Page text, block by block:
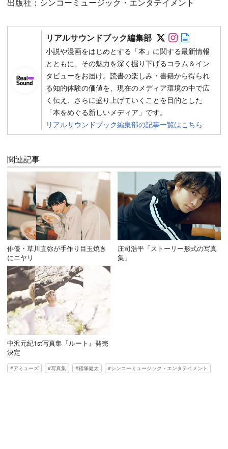
出版社：シンコーミュージック・エンタテイメント
リアルサウンドブック編集部 Follow on
Follow on
小説や漫画をはじめとする「本」に関する最新情報
とともに、その魅力を深く掘り下げるコラム＆イン
タビューをお届け。読書の楽しみ・書籍から得られ
る知的体験の価値を、現在のメディア環境の中で広
く伝え、さらに盛り上げていくことを目的とした
「本をめぐる新しいメディア」です。
リアルサウンドブック編集部の記事一覧はこちら
関連記事
俳優・草川直弥が手作り目玉焼き
にニヤリ
庄司浩平「ストーリー形式の写真
集」
中沢元紀1st写真集『ルート』発売
決定
アミューズ 写真集 猪塚健太 シンコーミュージック・エンタテイメント